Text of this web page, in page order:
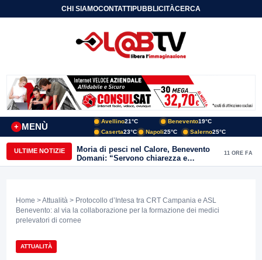
CHI SIAMOCONTATTIPUBBLICITÀCERCA
MENÙ
+
Avellino21°C Benevento19°C
Caserta23°C Napoli25°C Salerno25°C
ULTIME NOTIZIE
Moria di pesci nel Calore, Benevento
Domani: “Servono chiarezza e
approfondimenti sulla gestione
11 ORE FA
Home >Attualità > Protocollo d’Intesa tra CRT Campania e ASL
Benevento: al via la collaborazione per la formazione dei medici
prelevatori di cornee
ATTUALITÀ